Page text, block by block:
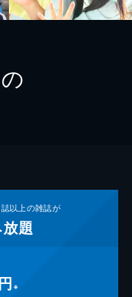
誌以上の雑誌が
題
円 ※